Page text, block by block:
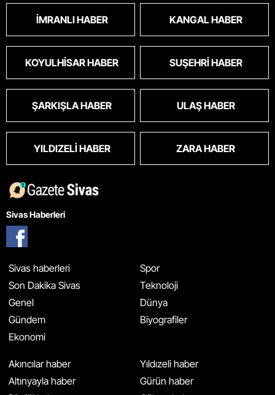
İMRANLI HABER KANGAL HABER
KOYULHISAR HABER SUŞEHRI HABER
ŞARKIŞLA HABER ULAŞ HABER
YILDIZELI HABER ZARA HABER
Sivas Haberleri
Sivas haberleri
Son Dakika Sivas
Genel
Gündem
Ekonomi
Spor
Teknoloji
Dünya
Biyografiler
Akıncılar haber
Altınyayla haber
Yıldızeli haber
Gürün haber